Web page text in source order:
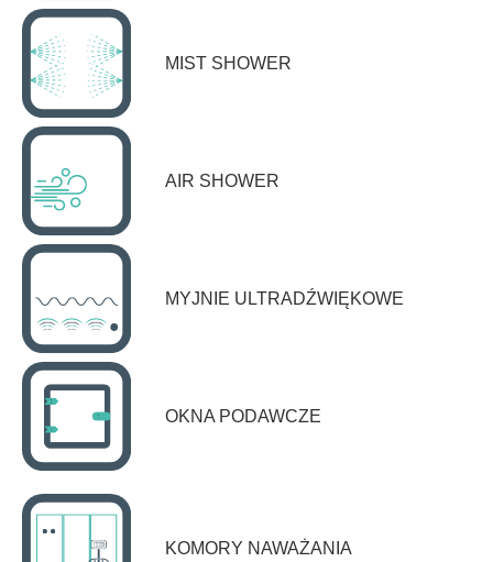
MIST SHOWER
AIR SHOWER
MYJNIE ULTRADŹWIĘKOWE
OKNA PODAWCZE
KOMORY NAWAŻANIA